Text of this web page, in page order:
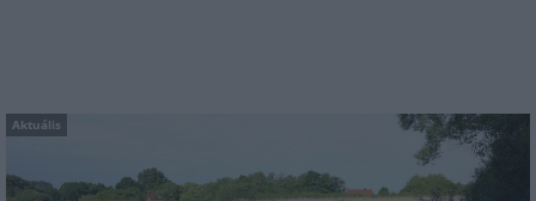
Aktuális